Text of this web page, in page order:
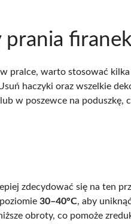
prania
pralce, warto stosować kilka
haczyki oraz wszelkie
w poszewce na poduszkę,
zdecydować się na ten
30–40°C, aby
obroty, co pomoże